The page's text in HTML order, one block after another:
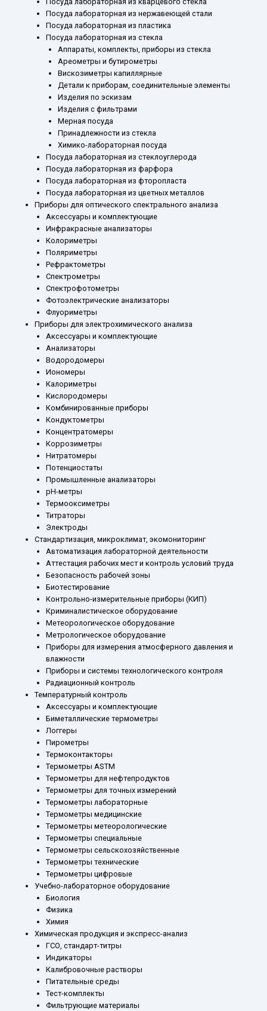
Посуда лабораторная из нержавеющей стали
Посуда лабораторная из пластика
Посуда лабораторная из стекла
Аппараты, комплекты, приборы из стекла
Ареометры и бутирометры
Вискозиметры капиллярные
Детали к приборам, соединительные элементы
Изделия по эскизам
Изделия с фильтрами
Мерная посуда
Принадлежности из стекла
Химико-лабораторная посуда
Посуда лабораторная из стеклоуглерода
Посуда лабораторная из фарфора
Посуда лабораторная из фторопласта
Посуда лабораторная из цветных металлов
Приборы для оптического спектрального анализа
Аксессуары и комплектующие
Инфракрасные анализаторы
Колориметры
Поляриметры
Рефрактометры
Спектрометры
Спектрофотометры
Фотоэлектрические анализаторы
Флуориметры
Приборы для электрохимического анализа
Аксессуары и комплектующие
Анализаторы
Водородомеры
Иономеры
Калориметры
Кислородомеры
Комбинированные приборы
Кондуктометры
Концентратомеры
Коррозиметры
Нитратомеры
Потенциостаты
Промышленные анализаторы
рН-метры
Термооксиметры
Титраторы
Электроды
Стандартизация, микроклимат, экомониторинг
Автоматизация лабораторной деятельности
Аттестация рабочих мест и контроль условий труда
Безопасность рабочей зоны
Биотестирование
Контрольно-измерительные приборы (КИП)
Криминалистическое оборудование
Метеорологическое оборудование
Метрологическое оборудование
Приборы для измерения атмосферного давления и
влажности
Приборы и системы технологического контроля
Радиационный контроль
Температурный контроль
Аксессуары и комплектующие
Биметаллические термометры
Логгеры
Пирометры
Термоконтакторы
Термометры ASTM
Термометры для нефтепродуктов
Термометры для точных измерений
Термометры лабораторные
Термометры медицинские
Термометры метеорологические
Термометры специальные
Термометры сельскохозяйственные
Термометры технические
Термометры цифровые
Учебно-лабораторное оборудование
Биология
Физика
Химия
Химическая продукция и экспресс-анализ
ГСО, стандарт-титры
Индикаторы
Калибровочные растворы
Питательные среды
Тест-комплекты
Фильтрующие материалы